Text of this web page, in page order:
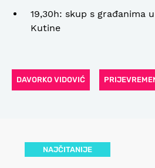
19,30h: skup s građanima
Kutine
DAVORKO VIDOVIĆ
NAJČITANIJE